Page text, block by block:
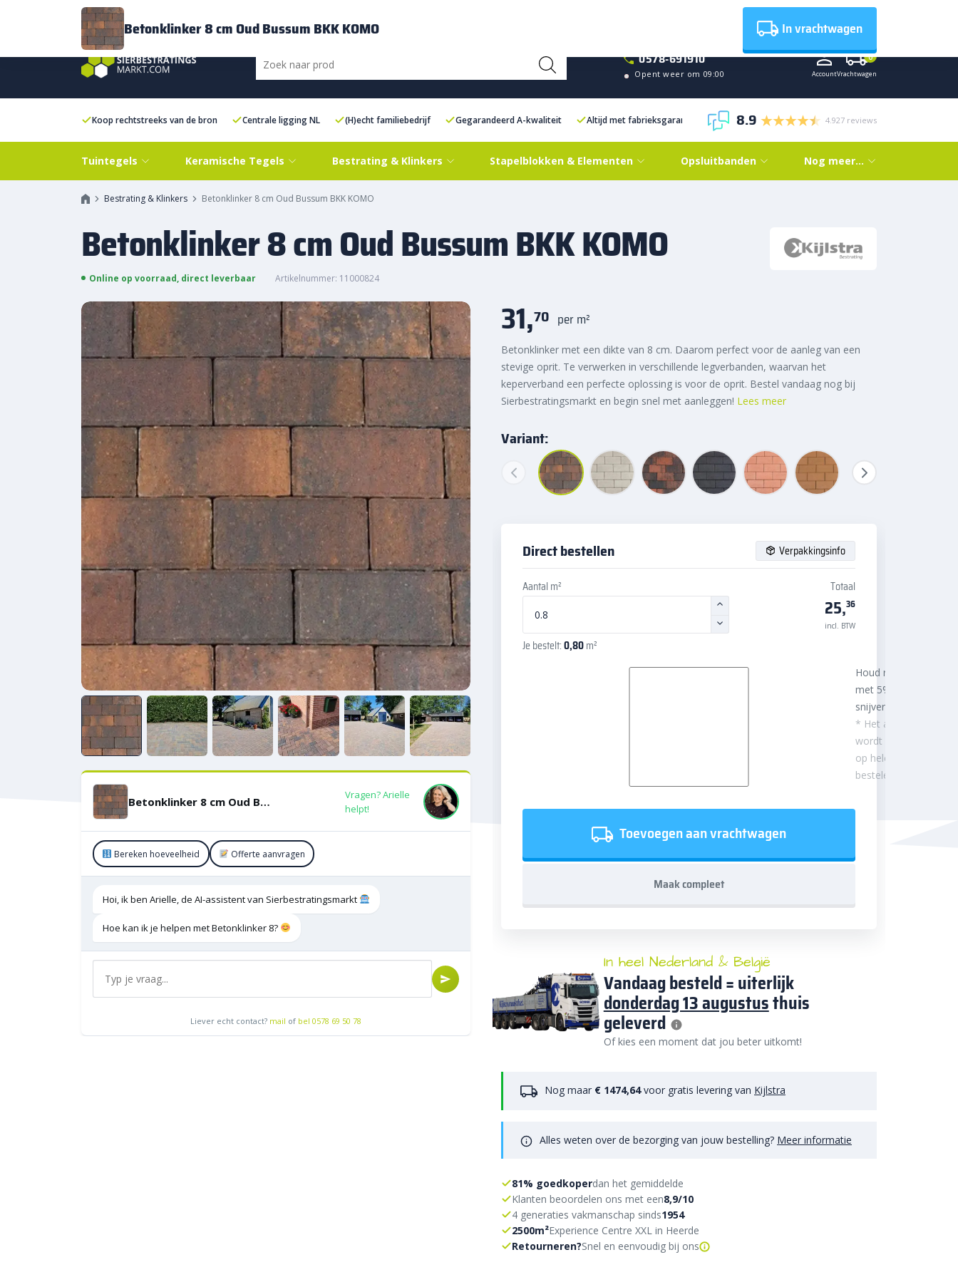
BezorgingFAQ
0578-691910
Opent weer om 09:00 AccountVrachtwagen
0
Koop rechtstreeks van de bron Centrale ligging NL (H)echt familiebedrijf Gegarandeerd A-kwaliteit Altijd met fabrieksgarantie 8.9 4.927 reviews
Tuintegels Keramische Tegels Bestrating & Klinkers Stapelblokken & Elementen Opsluitbanden Nog meer…
Bestrating & Klinkers Betonklinker 8 cm Oud Bussum BKK KOMO
Betonklinker 8 cm Oud Bussum BKK KOMO
Online op voorraad, direct leverbaar Artikelnummer: 11000824
Betonklinker 8 cm Oud Bussum BKK KOMO
Vragen? Arielle
helpt!
Bereken hoeveelheid Offerte aanvragen
Hoi, ik ben Arielle, de AI-assistent van Sierbestratingsmarkt
Hoe kan ik je helpen met Betonklinker 8?
Liever echt contact? mail of bel 0578 69 50 78
31,70 per m²
Betonklinker met een dikte van 8 cm. Daarom perfect voor de aanleg van een
stevige oprit. Te verwerken in verschillende legverbanden, waarvan het
keperverband een perfecte oplossing is voor de oprit. Bestel vandaag nog bij
Sierbestratingsmarkt en begin snel met aanleggen! Lees meer
Variant:
Direct bestellen Verpakkingsinfo
Aantal m²
Je bestelt:0,80m²
Totaal
25,36
incl. BTW
Houd rekening
met 5%
snijverlies
* Het aantal m²
wordt afgerond
op hele
besteleenheden.
Toevoegen aan vrachtwagen
Maak compleet
In heel Nederland & België
Vandaag besteld = uiterlijk
donderdag 13 augustusthuis
geleverd
Of kies een moment dat jou beter uitkomt!
Nog maar € 1474,64voor gratis levering van Kijlstra
Alles weten over de bezorging van jouw bestelling? Meer informatie
81% goedkoperdan het gemiddelde
Klanten beoordelen ons met een8,9/10
4 generaties vakmanschap sinds1954
2500m²Experience Centre XXL in Heerde
Retourneren?Snel en eenvoudig bij ons
Betonklinker 8 cm Oud Bussum BKK KOMO In vrachtwagen